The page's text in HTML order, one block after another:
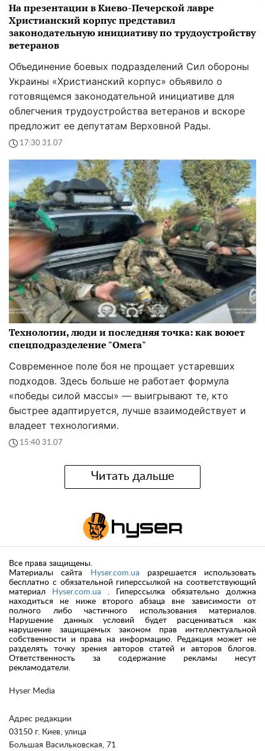
На презентации в Киево-Печерской лавре
Христианский корпус представил
законодательную инициативу по трудоустройству
ветеранов
Объединение боевых подразделений Сил обороны
Украины «Христианский корпус» объявило о
готовящемся законодательной инициативе для
облегчения трудоустройства ветеранов и вскоре
предложит ее депутатам Верховной Рады.
17:30 31.07
Технологии, люди и последняя точка: как воюет
спецподразделение "Омега"
Современное поле боя не прощает устаревших
подходов. Здесь больше не работает формула
«победы силой массы» — выигрывают те, кто
быстрее адаптируется, лучше взаимодействует и
владеет технологиями.
15:40 31.07
Читать дальше
Hyser Media
Адрес редакции
03150 г. Киев, улица
Большая Васильковская, 71
Все права защищены.
Материалы сайта
Hyser.com.ua разрешается использовать
бесплатно с обязательной гиперссылкой на соответствующий
материал
Hyser.com.ua . Гиперссылка обязательно должна
находиться не ниже второго абзаца вне зависимости от
полного либо частичного использования материалов.
Нарушение данных условий будет расцениваться как
нарушение защищаемых законом прав интеллектуальной
собственности и права на информацию. Редакция может не
разделять точку зрения авторов статей и авторов блогов.
Ответственность за содержание рекламы несут
рекламодатели.